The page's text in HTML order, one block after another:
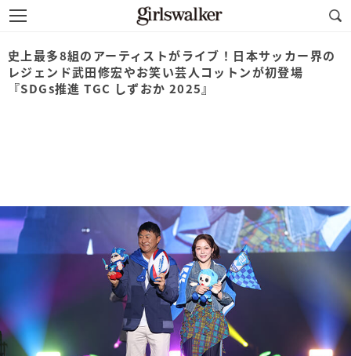
史上最多8組のアーティストがライブ！日本サッカー界の
レジェンド武田修宏やお笑い芸人コットンが初登場
『SDGs推進 TGC しずおか 2025』